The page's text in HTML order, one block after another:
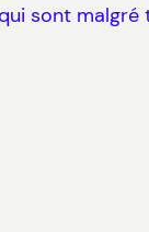
sont